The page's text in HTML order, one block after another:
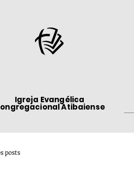
Igreja Evangélica
Atibaiense
posts